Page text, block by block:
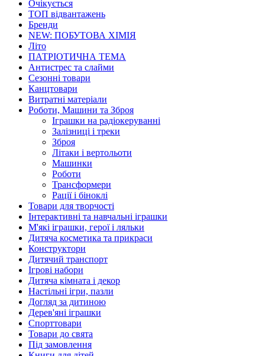
Очікується
ТОП відвантажень
Бренди
NEW: ПОБУТОВА ХІМІЯ
Літо
ПАТРІОТИЧНА ТЕМА
Антистрес та слайми
Сезонні товари
Канцтовари
Витратні матеріали
Роботи, Машини та Зброя
Іграшки на радіокеруванні
Залізниці і треки
Зброя
Літаки і вертольоти
Машинки
Роботи
Трансформери
Рації і біноклі
Товари для творчості
Інтерактивні та навчальні іграшки
М'які іграшки, герої і ляльки
Дитяча косметика та прикраси
Конструктори
Дитячий транспорт
Ігрові набори
Дитяча кімната і декор
Настільні ігри, пазли
Догляд за дитиною
Дерев'яні іграшки
Спорттовари
Товари до свята
Під замовлення